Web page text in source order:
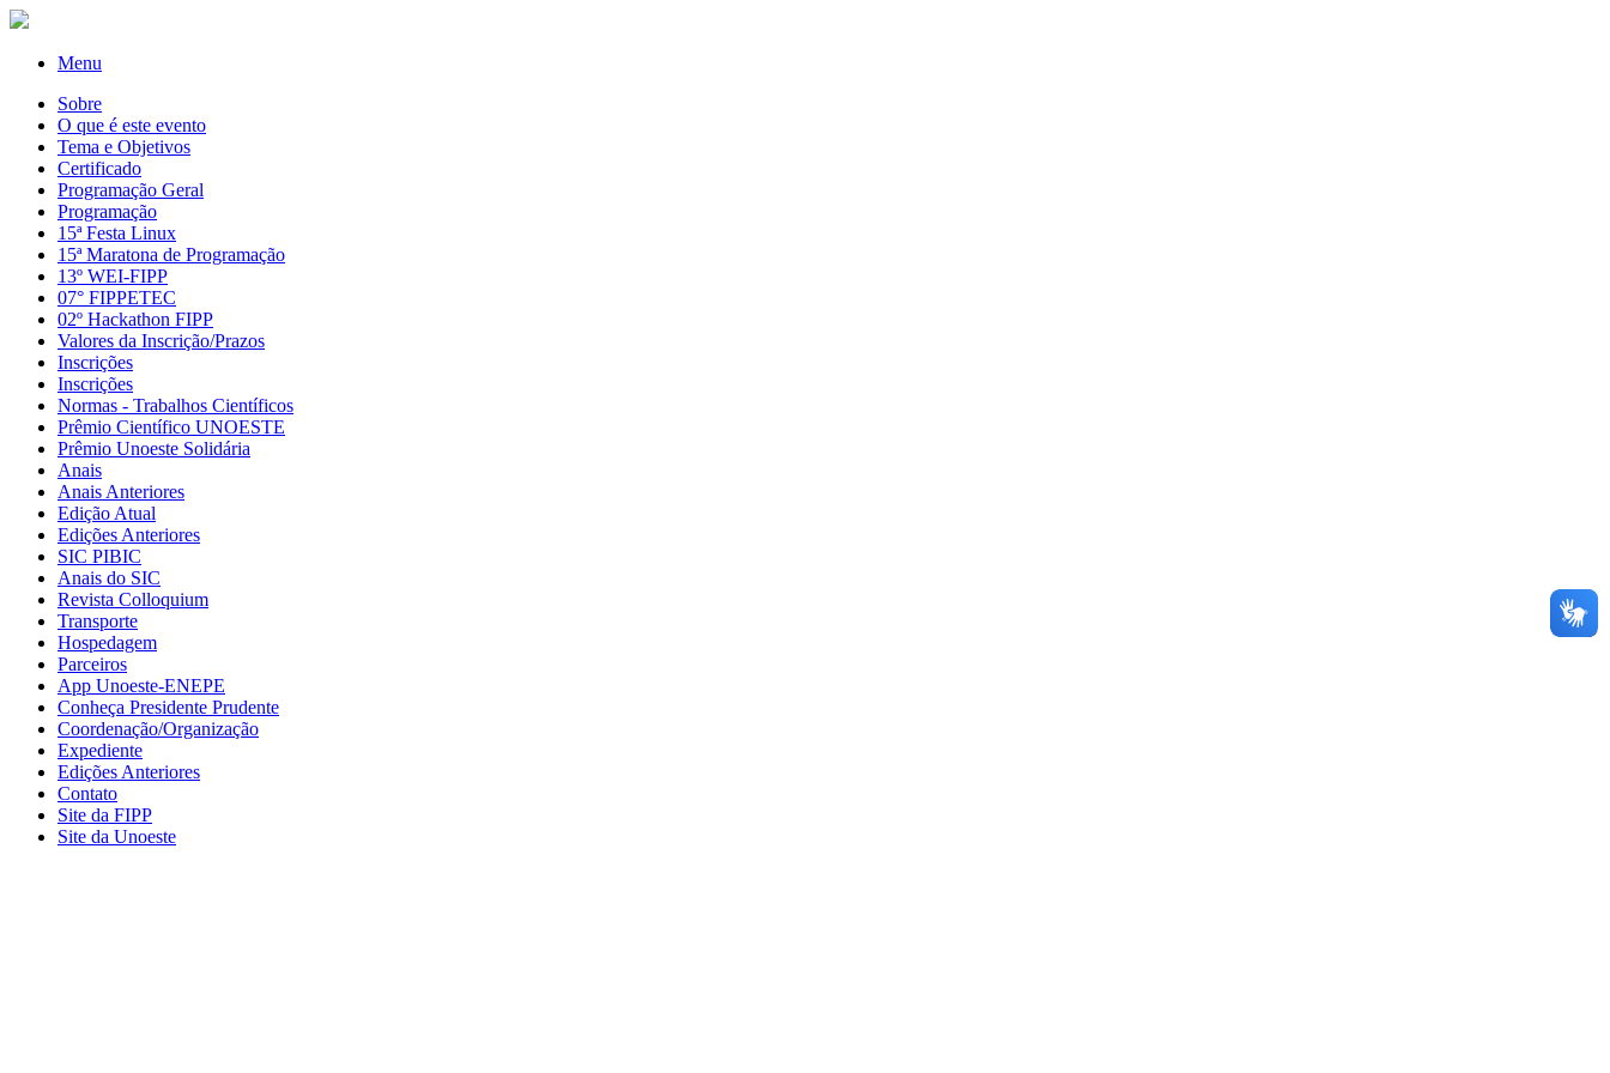
Menu
Sobre
O que é este evento
Tema e Objetivos
Certificado
Programação Geral
Programação
15ª Festa Linux
15ª Maratona de Programação
13º WEI-FIPP
07° FIPPETEC
02º Hackathon FIPP
Valores da Inscrição/Prazos
Inscrições
Inscrições
Normas - Trabalhos Científicos
Prêmio Científico UNOESTE
Prêmio Unoeste Solidária
Anais
Anais Anteriores
Edição Atual
Edições Anteriores
SIC PIBIC
Anais do SIC
Revista Colloquium
Transporte
Hospedagem
Parceiros
App Unoeste-ENEPE
Conheça Presidente Prudente
Coordenação/Organização
Expediente
Edições Anteriores
Contato
Site da FIPP
Site da Unoeste